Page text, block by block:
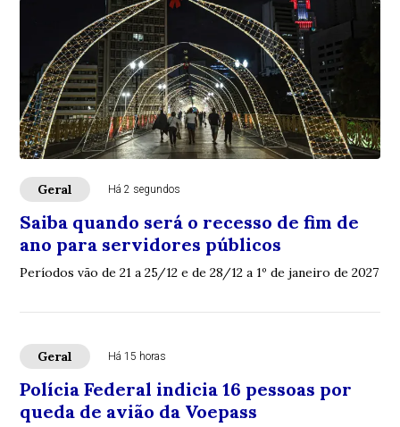
Geral Há 2 segundos
Saiba quando será o recesso de fim de
ano para servidores públicos
Períodos vão de 21 a 25/12 e de 28/12 a 1º de janeiro de 2027
Geral Há 15 horas
Polícia Federal indicia 16 pessoas por
queda de avião da Voepass